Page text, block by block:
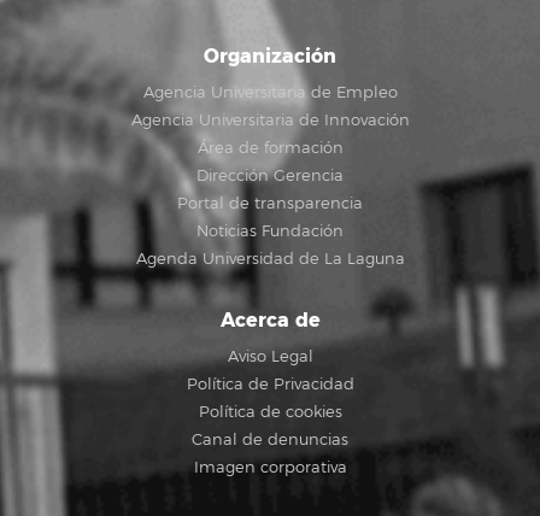
Organización
Agencia Universitaria de Empleo
Agencia Universitaria de Innovación
Área de formación
Dirección Gerencia
Portal de transparencia
Noticias Fundación
Agenda Universidad de La Laguna
Acerca de
Aviso Legal
Política de Privacidad
Política de cookies
Canal de denuncias
Imagen corporativa